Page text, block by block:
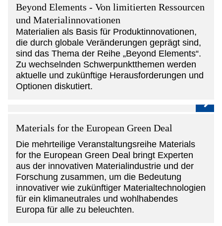
Beyond Elements - Von limitierten Ressourcen
und Materialinnovationen
Materialien als Basis für Produktinnovationen,
die durch globale Veränderungen geprägt sind,
sind das Thema der Reihe „Beyond Elements“.
Zu wechselnden Schwerpunktthemen werden
aktuelle und zukünftige Herausforderungen und
Optionen diskutiert.
Materials for the European Green Deal
Die mehrteilige Veranstaltungsreihe Materials
for the European Green Deal bringt Experten
aus der innovativen Materialindustrie und der
Forschung zusammen, um die Bedeutung
innovativer wie zukünftiger Materialtechnologien
für ein klimaneutrales und wohlhabendes
Europa für alle zu beleuchten.